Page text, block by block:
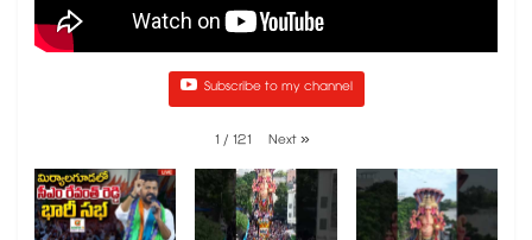
Subscribe to my channel
1 /121 Next»